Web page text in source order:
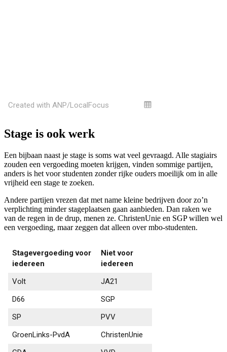
Stage is ook werk
Een bijbaan naast je stage is soms wat veel gevraagd. Alle stagiairs
zouden een vergoeding moeten krijgen, vinden sommige partijen,
anders is het voor studenten zonder rijke ouders moeilijk om in alle
vrijheid een stage te zoeken.
Andere partijen vrezen dat met name kleine bedrijven door zo’n
verplichting minder stageplaatsen gaan aanbieden. Dan raken we
van de regen in de drup, menen ze. ChristenUnie en SGP willen wel
een vergoeding, maar zeggen dat alleen over mbo-studenten.